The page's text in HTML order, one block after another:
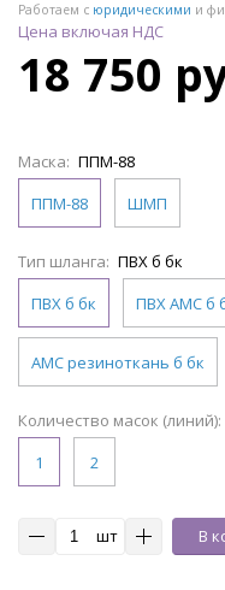
Работаем с юридическими и
Цена включая НДС
18 750
Маска: ППМ-88
ППМ-88
ШМП
Тип шланга: ПВХ б бк
ПВХ б бк
ПВХ АМС б
АМС резиноткань б бк
Количество масок (линий):
1
2
шт В